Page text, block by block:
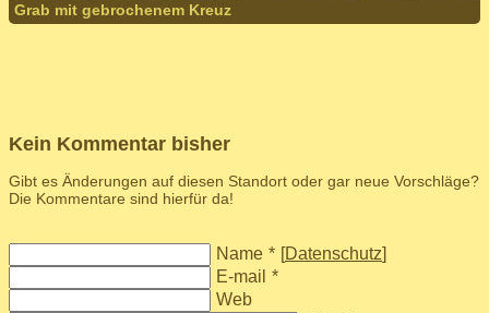
Grab mit gebrochenem Kreuz
Kein Kommentar bisher
Gibt es Änderungen auf diesen Standort oder gar neue Vorschläge?
Die Kommentare sind hierfür da!
Name * [Datenschutz]
E-mail *
Web